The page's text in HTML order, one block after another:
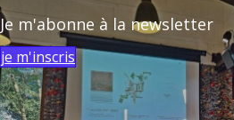
Je m'abonne à la newsletter
je m'inscris